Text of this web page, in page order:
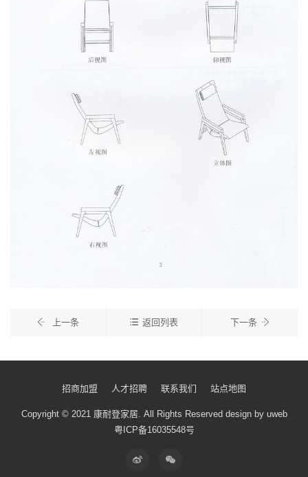
上一条 返回列表 下一条
招商加盟 人才招聘 联系我们 站点地图
Copyright © 2021 康耐登家居. All Rights Reserved design by uweb
粤ICP备16035548号